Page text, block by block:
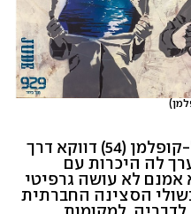
את עולם הגרפיטי גילתה טל-קופלמן (54) דווקא דרך
לה היכרות עם
אמנם לא עושה גרפיטי
הסצינה החברתית